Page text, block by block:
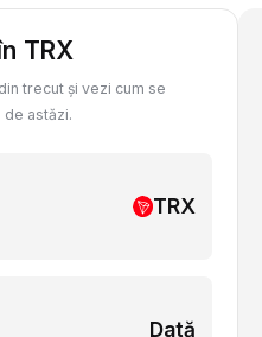
TRX
trecut și vezi cum se
de astăzi.
TRX
Dată